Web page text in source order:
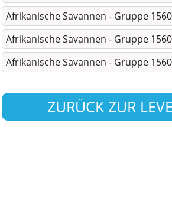
Afrikanische Savannen - Gruppe
Afrikanische Savannen - Gruppe
Afrikanische Savannen - Gruppe
ZURÜCK ZUR